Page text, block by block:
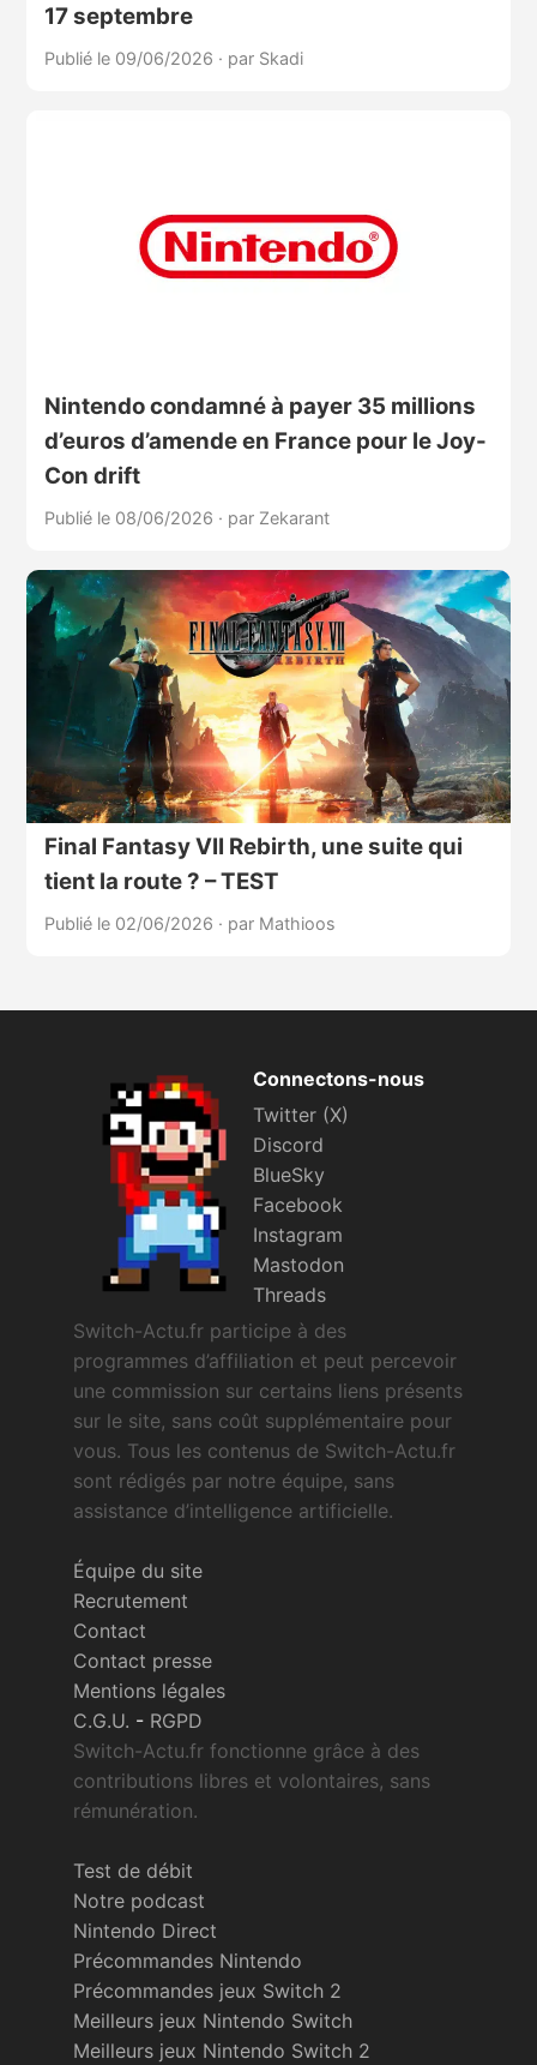
17 septembre
Publié le 09/06/2026 · par Skadi
Nintendo condamné à payer 35 millions
d’euros d’amende en France pour le Joy-
Con drift
Publié le 08/06/2026 · par Zekarant
Final Fantasy VII Rebirth, une suite qui
tient la route ? – TEST
Publié le 02/06/2026 · par Mathioos
Connectons-nous
Twitter (X)
Discord
BlueSky
Facebook
Instagram
Mastodon
Threads
Switch-Actu.fr participe à des
programmes d’affiliation et peut percevoir
une commission sur certains liens présents
sur le site, sans coût supplémentaire pour
vous. Tous les contenus de Switch-Actu.fr
sont rédigés par notre équipe, sans
assistance d’intelligence artificielle.
Équipe du site
Recrutement
Contact
Contact presse
Mentions légales
C.G.U. - RGPD
Switch-Actu.fr fonctionne grâce à des
contributions libres et volontaires, sans
rémunération.
Test de débit
Notre podcast
Nintendo Direct
Précommandes Nintendo
Précommandes jeux Switch 2
Meilleurs jeux Nintendo Switch
Meilleurs jeux Nintendo Switch 2